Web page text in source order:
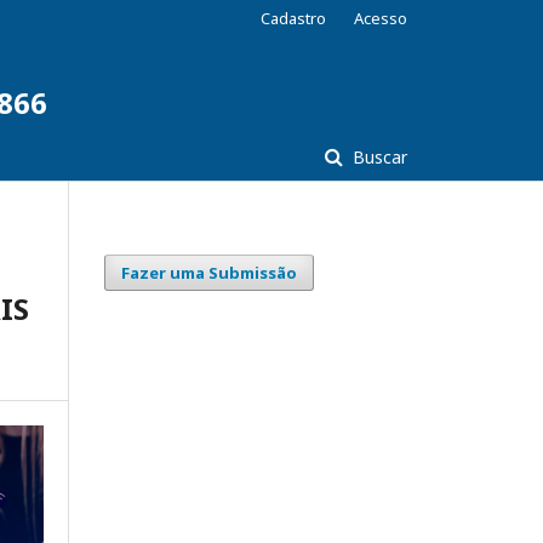
Buscar
Cadastro Acesso
Fazer uma Submissão